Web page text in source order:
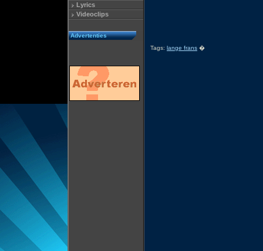
Lyrics
Videoclips
Advertenties
Tags: lange frans �